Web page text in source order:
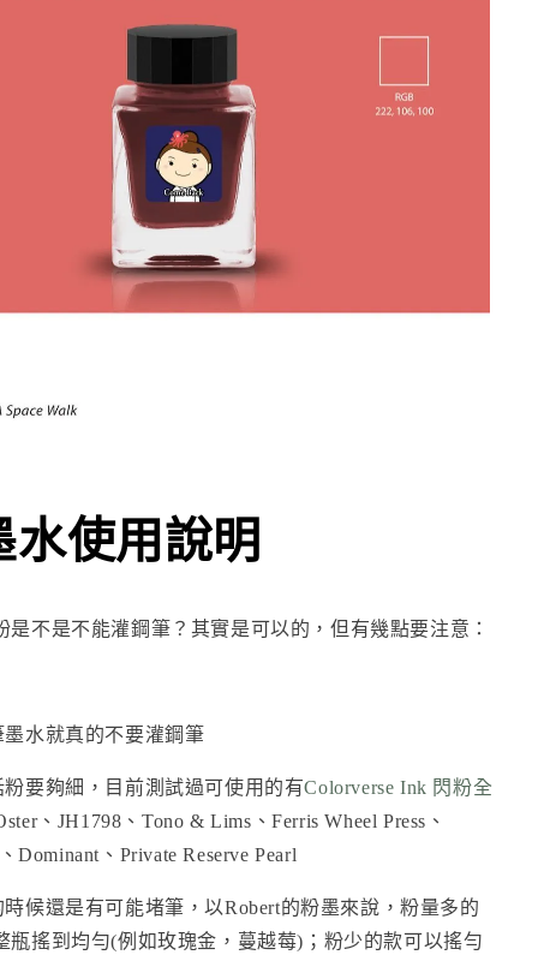
水使用說明
是不是不能灌鋼筆？其實是可以的，但有幾點要注意：
水就真的不要灌鋼筆
要夠細，目前測試過可使用的有Colorverse Ink 閃粉全
、 JH1798 、Tono & Lims 、Ferris Wheel Press 、
、Dominant、Private Reserve Pearl
候還是有可能堵筆，以Robert的粉墨來說，粉量多的
瓶搖到均勻(例如玫瑰金，蔓越莓)；粉少的款可以搖勻